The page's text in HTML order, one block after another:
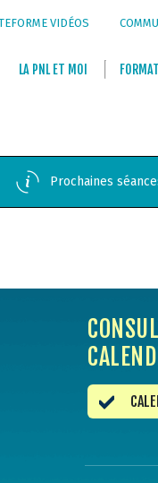
VIDÉOS
LA PNL ET MOI
Prochaines